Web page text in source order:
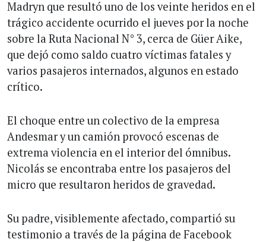
Madryn que resultó uno de los veinte heridos en el
trágico accidente ocurrido el jueves por la noche
sobre la Ruta Nacional N° 3, cerca de Güer Aike,
que dejó como saldo cuatro víctimas fatales y
varios pasajeros internados, algunos en estado
crítico.
El choque entre un colectivo de la empresa
Andesmar y un camión provocó escenas de
extrema violencia en el interior del ómnibus.
Nicolás se encontraba entre los pasajeros del
micro que resultaron heridos de gravedad.
Su padre, visiblemente afectado, compartió su
testimonio a través de la página de Facebook